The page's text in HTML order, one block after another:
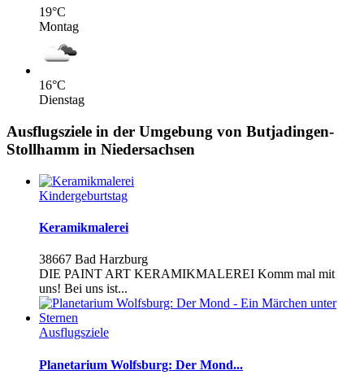
19°C
Montag
16°C
Dienstag
Ausflugsziele in der Umgebung von Butjadingen-
Stollhamm in Niedersachsen
Kindergeburtstag
Keramikmalerei
38667 Bad Harzburg
DIE PAINT ART KERAMIKMALEREI Komm mal mit
uns! Bei uns ist...
Ausflugsziele
Planetarium Wolfsburg: Der Mond...